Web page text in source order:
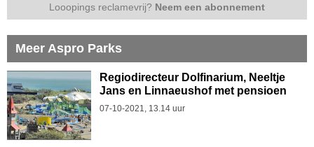
Looopings reclamevrij? Neem een abonnement
Meer Aspro Parks
Regiodirecteur Dolfinarium, Neeltje
Jans en Linnaeushof met pensioen
07-10-2021, 13.14 uur